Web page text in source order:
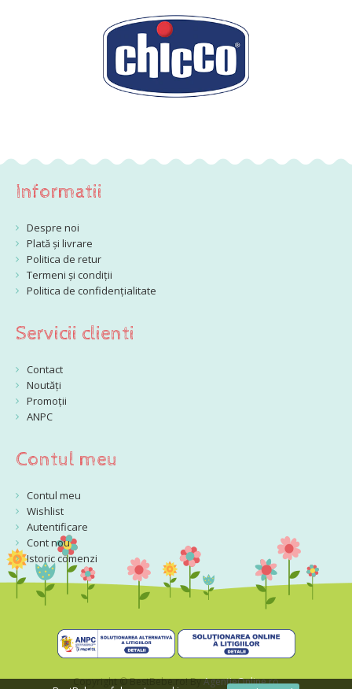
Informatii
Despre noi
Plată și livrare
Politica de retur
Termeni și condiții
Politica de confidențialitate
Servicii clienti
Contact
Noutăți
Promoții
ANPC
Contul meu
Contul meu
Wishlist
Autentificare
Cont nou
Istoric comenzi
Copyright © BestBebe.ro! ByAgentieOnline.ro